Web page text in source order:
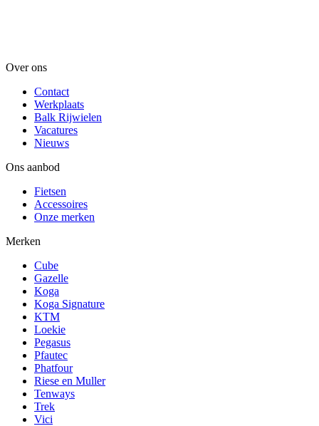
Over ons
Contact
Werkplaats
Balk Rijwielen
Vacatures
Nieuws
Ons aanbod
Fietsen
Accessoires
Onze merken
Merken
Cube
Gazelle
Koga
Koga Signature
KTM
Loekie
Pegasus
Pfautec
Phatfour
Riese en Muller
Tenways
Trek
Vici